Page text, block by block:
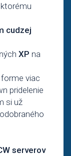
ktorému
cudzej
XP na
viac
pridelenie
si už
serverov